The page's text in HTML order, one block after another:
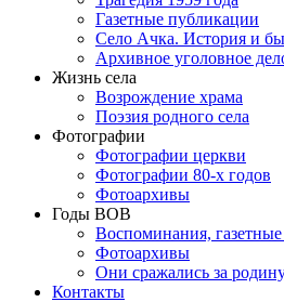
Газетные публикации
Село Ачка. История и
Архивное уголовное
Жизнь села
Возрождение храма
Поэзия родного села
Фотографии
Фотографии церкви
Фотографии 80-х годов
Фотоархивы
Годы ВОВ
Воспоминания,
Фотоархивы
Они сражались за
Контакты